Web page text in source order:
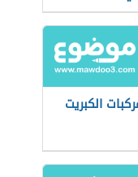
الكبريت